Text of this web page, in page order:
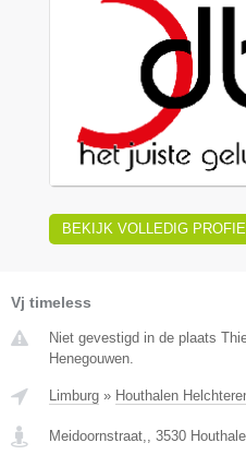
BEKIJK VOLLEDIG PROFIEL
Vj timeless
Niet gevestigd in de plaats
Henegouwen.
Limburg » Houthalen
Meidoornstraat, 3530